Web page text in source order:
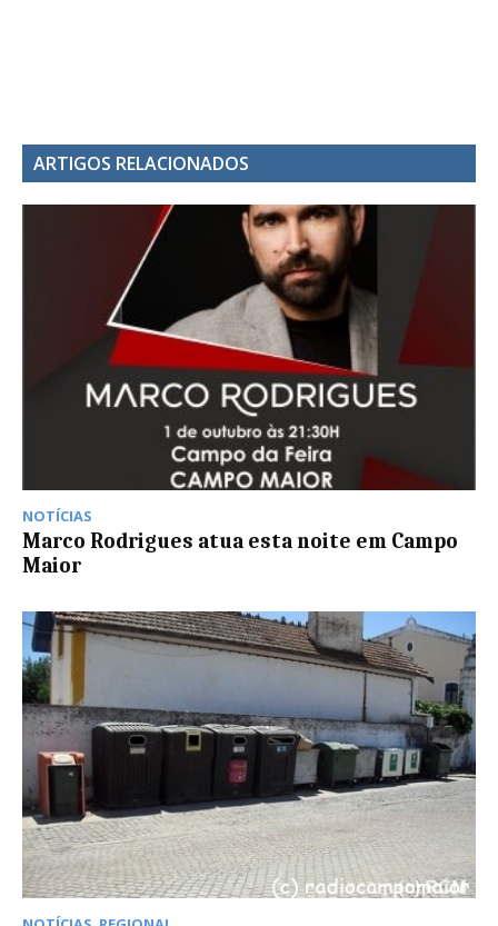
ARTIGOS RELACIONADOS
NOTÍCIAS
Marco Rodrigues atua esta noite em Campo
Maior